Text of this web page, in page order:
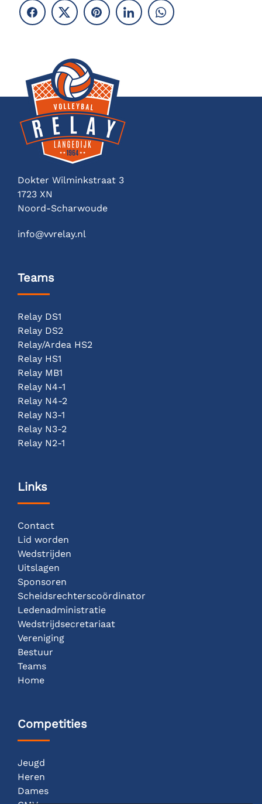
Dokter Wilminkstraat 3
1723 XN
Noord-Scharwoude
info@vvrelay.nl
Teams
Relay DS1
Relay DS2
Relay/Ardea HS2
Relay HS1
Relay MB1
Relay N4-1
Relay N4-2
Relay N3-1
Relay N3-2
Relay N2-1
Links
Contact
Lid worden
Wedstrijden
Uitslagen
Sponsoren
Scheidsrechterscoördinator
Ledenadministratie
Wedstrijdsecretariaat
Vereniging
Bestuur
Teams
Home
Competities
Jeugd
Heren
Dames